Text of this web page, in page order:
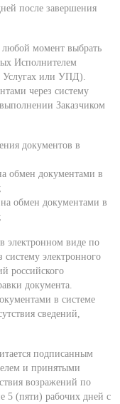
после завершения
любой момент выбрать
Исполнителем
Услугах или УПД).
через систему
Заказчиком
документов в
обмен документами в
обмен документами в
электронном виде по
электронного
российского
документа.
в системе
сведений,
подписанным
и принятыми
возражений по
5 (пяти) рабочих дней с